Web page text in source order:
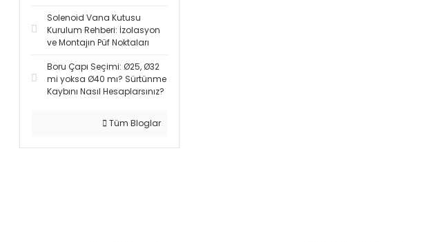
Solenoid Vana Kutusu
Kurulum Rehberi: İzolasyon
ve Montajın Püf Noktaları
Boru Çapı Seçimi: Ø25, Ø32
mi yoksa Ø40 mı? Sürtünme
Kaybını Nasıl Hesaplarsınız?
Tüm Bloglar